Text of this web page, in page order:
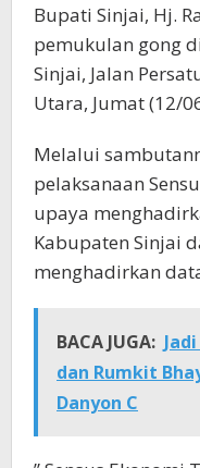
Bupati Sinjai, Hj.
pemukulan gong
Sinjai, Jalan
Utara, Jumat (12/
Melalui
pelaksanaan
upaya
Kabupaten Sinjai
menghadirkan
BACA JUGA:
dan Rumkit
Danyon C